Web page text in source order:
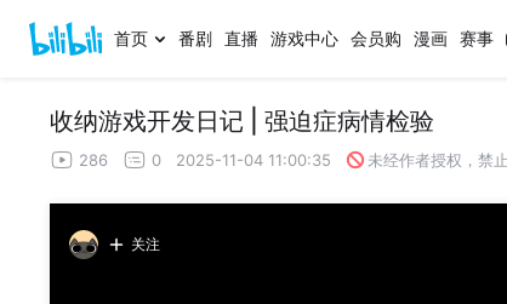
首页 番剧 直播 游戏中心 会员购 漫画 赛事
收纳游戏开发日记 | 强迫症病情检验
286 0 2025-11-04 11:00:35 未经作者授权，禁
关注